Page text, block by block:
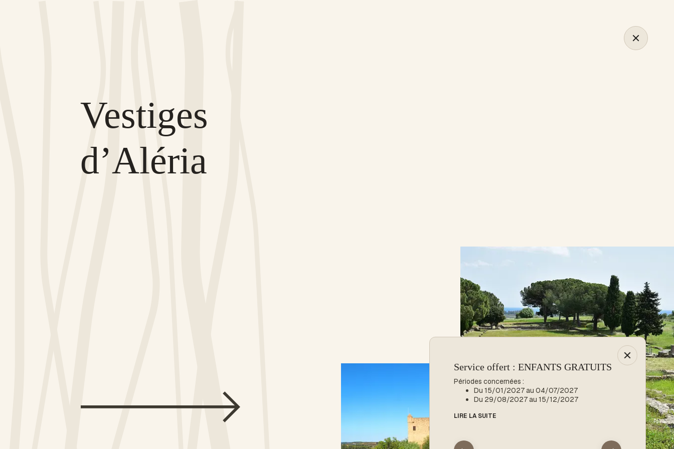
Service offert : ENFANTS GRATUITS
Périodes concernées :
Du 15/01/2027 au 04/07/2027
Du 29/08/2027 au 15/12/2027
LIRE LA SUITE
-10% :
Période
Du 15/
LIRE LA SUITE
Vestiges
d’Aléria